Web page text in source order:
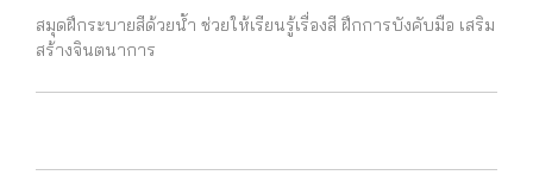
สมุดฝึกระบายสีด้วยน้ำ ช่วยให้เรียนรู้เรื่องสี ฝึกการบังคับมือ เสริม
สร้างจินตนาการ